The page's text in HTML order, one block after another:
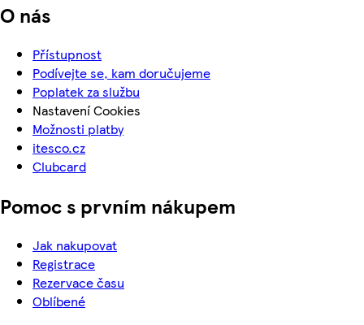
O nás
Přístupnost
Podívejte se, kam doručujeme
Poplatek za službu
Nastavení Cookies
Možnosti platby
itesco.cz
Clubcard
Pomoc s prvním nákupem
Jak nakupovat
Registrace
Rezervace času
Oblíbené